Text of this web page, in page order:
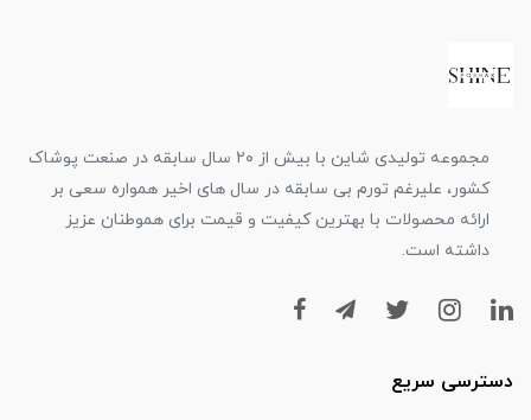
مجموعه تولیدی شاین با بیش از ۲۰ سال سابقه در صنعت پوشاک
کشور، علیرغم تورم بی سابقه در سال های اخیر همواره سعی بر
ارائه محصولات با بهترین کیفیت و قیمت برای هموطنان عزیز
داشته است.
دسترسی سریع